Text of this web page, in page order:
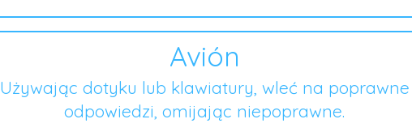
Avión
Używając dotyku lub klawiatury, wleć na poprawne
odpowiedzi, omijając niepoprawne.